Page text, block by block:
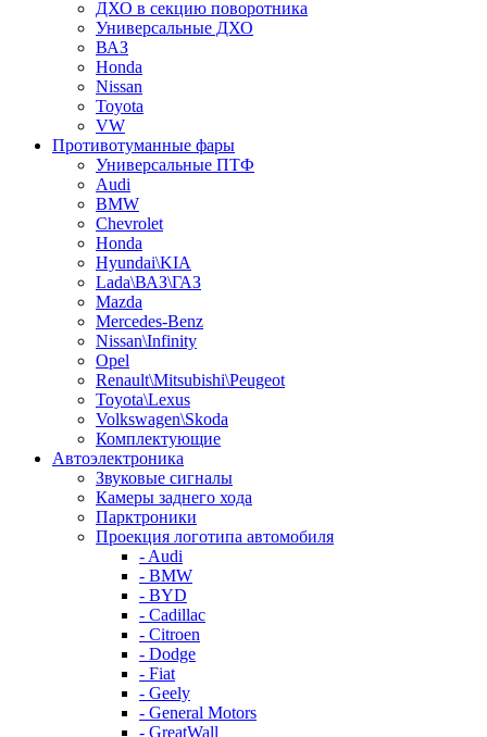
ДХО в секцию поворотника
Универсальные ДХО
ВАЗ
Honda
Nissan
Toyota
VW
Противотуманные фары
Универсальные ПТФ
Audi
BMW
Chevrolet
Honda
Hyundai\KIA
Lada\ВАЗ\ГАЗ
Mazda
Mercedes-Benz
Nissan\Infinity
Opel
Renault\Mitsubishi\Peugeot
Toyota\Lexus
Volkswagen\Skoda
Комплектующие
Автоэлектроника
Звуковые сигналы
Камеры заднего хода
Парктроники
Проекция логотипа автомобиля
- Audi
- BMW
- BYD
- Cadillac
- Citroen
- Dodge
- Fiat
- Geely
- General Motors
- GreatWall